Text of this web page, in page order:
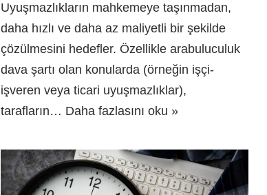
Uyuşmazlıkların mahkemeye taşınmadan,
daha hızlı ve daha az maliyetli bir şekilde
çözülmesini hedefler. Özellikle arabuluculuk
dava şartı olan konularda (örneğin işçi-
işveren veya ticari uyuşmazlıklar),
tarafların… Daha fazlasını oku »